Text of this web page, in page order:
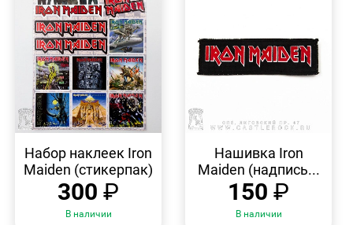
ПРОСМОТР
Набор наклеек Iron
Maiden (стикерпак)
300 ₽
В наличии
ПРОСМОТР
Нашивка Iron
Maiden (надпись...
150 ₽
В наличии